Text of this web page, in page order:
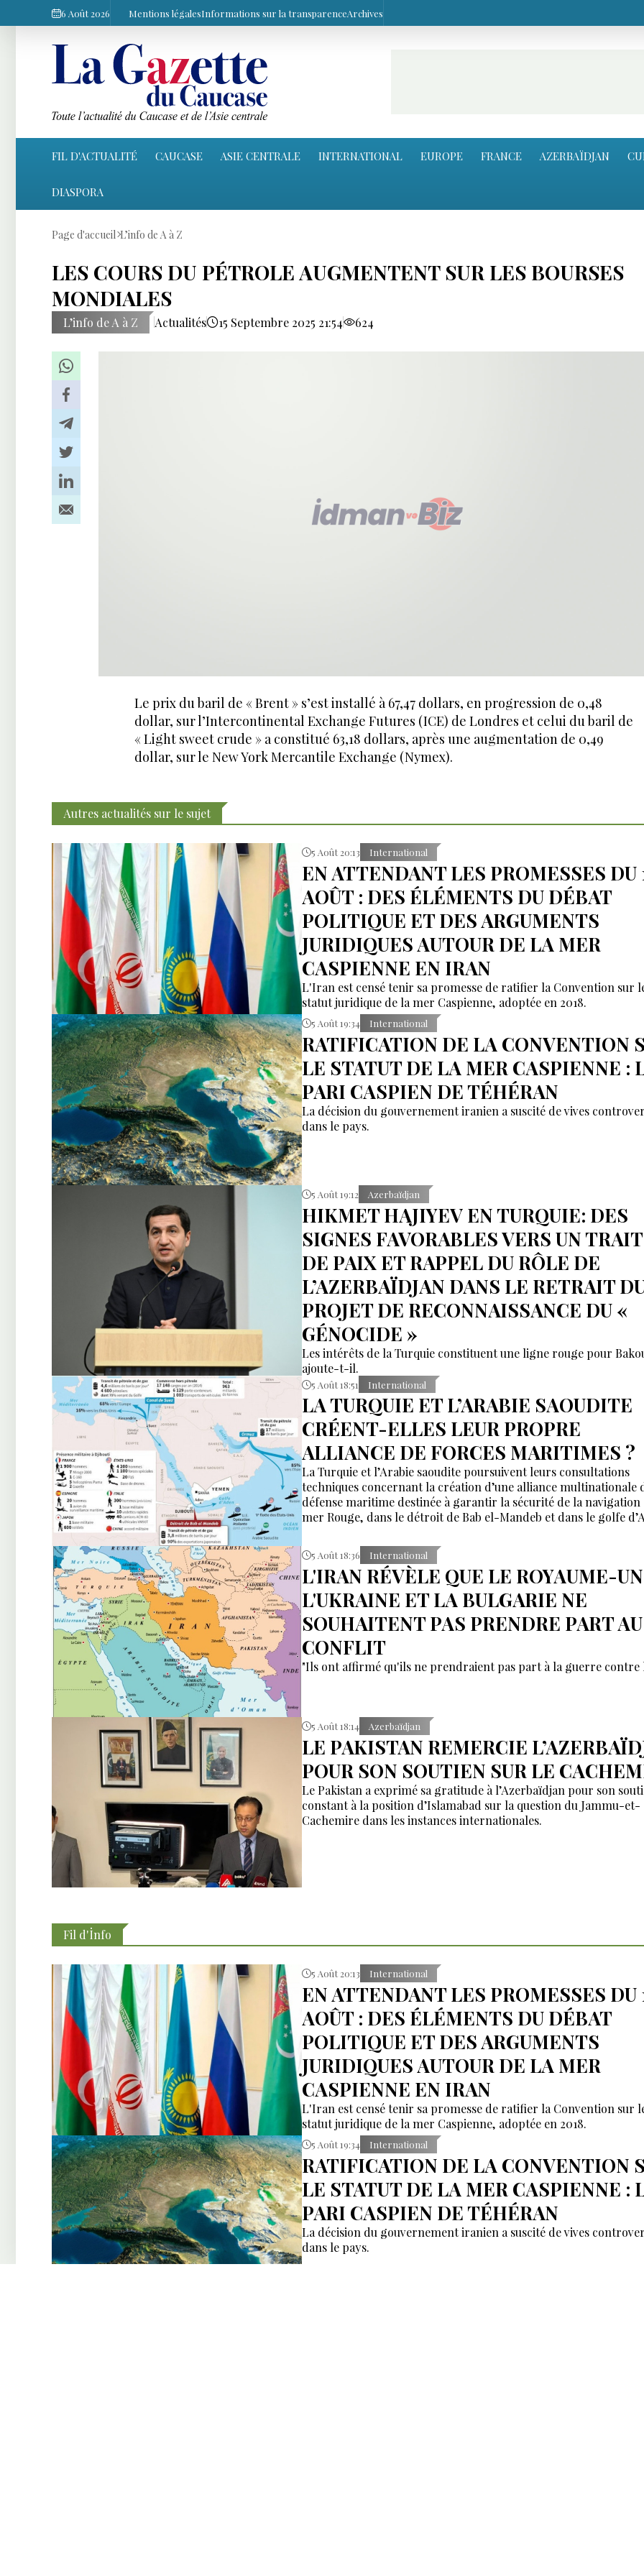
6 Août 2026 Mentions légalesInformations sur la transparenceArchives
FIL D'ACTUALITÉ CAUCASE ASIE CENTRALE INTERNATIONAL EUROPE FRANCE AZERBAÏDJAN
DIASPORA
Page d'accueil L’info de A à Z
LES COURS DU PÉTROLE AUGMENTENT SUR LES BOURSES
MONDIALES
L’info de A à Z Actualités 15 Septembre 2025 21:54 624
Le prix du baril de « Brent » s’est installé à 67,47 dollars, en progression de 0,48
dollar, sur l’Intercontinental Exchange Futures (ICE) de Londres et celui du baril de
« Light sweet crude » a constitué 63,18 dollars, après une augmentation de 0,49
dollar, sur le New York Mercantile Exchange (Nymex).
Autres actualités sur le sujet
5 Août 20:13 International
EN ATTENDANT LES PROMESSES DU
AOÛT : DES ÉLÉMENTS DU DÉBAT
POLITIQUE ET DES ARGUMENTS
JURIDIQUES AUTOUR DE LA MER
CASPIENNE EN IRAN
L'Iran est censé tenir sa promesse de ratifier la Convention sur
statut juridique de la mer Caspienne, adoptée en 2018.
5 Août 19:34 International
RATIFICATION DE LA CONVENTION
LE STATUT DE LA MER CASPIENNE :
PARI CASPIEN DE TÉHÉRAN
La décision du gouvernement iranien a suscité de vives
dans le pays.
5 Août 19:12 Azerbaïdjan
HIKMET HAJIYEV EN TURQUIE: DES
SIGNES FAVORABLES VERS UN
DE PAIX ET RAPPEL DU RÔLE DE
L’AZERBAÏDJAN DANS LE RETRAIT
PROJET DE RECONNAISSANCE DU «
GÉNOCIDE »
Les intérêts de la Turquie constituent une ligne rouge pour
ajoute-t-il.
5 Août 18:51 International
LA TURQUIE ET L’ARABIE SAOUDITE
CRÉENT-ELLES LEUR PROPRE
ALLIANCE DE FORCES MARITIMES ?
La Turquie et l’Arabie saoudite poursuivent leurs consultations
techniques concernant la création d’une alliance multinationale
défense maritime destinée à garantir la sécurité de la navigation
mer Rouge, dans le détroit de Bab el-Mandeb et dans le golfe
5 Août 18:36 International
L'IRAN RÉVÈLE QUE LE ROYAUME-
L'UKRAINE ET LA BULGARIE NE
SOUHAITENT PAS PRENDRE PART AU
CONFLIT
"Ils ont affirmé qu'ils ne prendraient pas part à la guerre contre
5 Août 18:14 Azerbaïdjan
LE PAKISTAN REMERCIE
POUR SON SOUTIEN SUR LE
Le Pakistan a exprimé sa gratitude à l’Azerbaïdjan pour son
constant à la position d’Islamabad sur la question du Jammu-et-
Cachemire dans les instances internationales.
Fil d'İnfo
5 Août 20:13 International
EN ATTENDANT LES PROMESSES DU
AOÛT : DES ÉLÉMENTS DU DÉBAT
POLITIQUE ET DES ARGUMENTS
JURIDIQUES AUTOUR DE LA MER
CASPIENNE EN IRAN
L'Iran est censé tenir sa promesse de ratifier la Convention sur
statut juridique de la mer Caspienne, adoptée en 2018.
5 Août 19:34 International
RATIFICATION DE LA CONVENTION
LE STATUT DE LA MER CASPIENNE :
PARI CASPIEN DE TÉHÉRAN
La décision du gouvernement iranien a suscité de vives
dans le pays.